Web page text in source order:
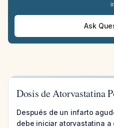
Ask
Dosis de Atorvastatina
Después de un infarto
debe iniciar atorvastatina a